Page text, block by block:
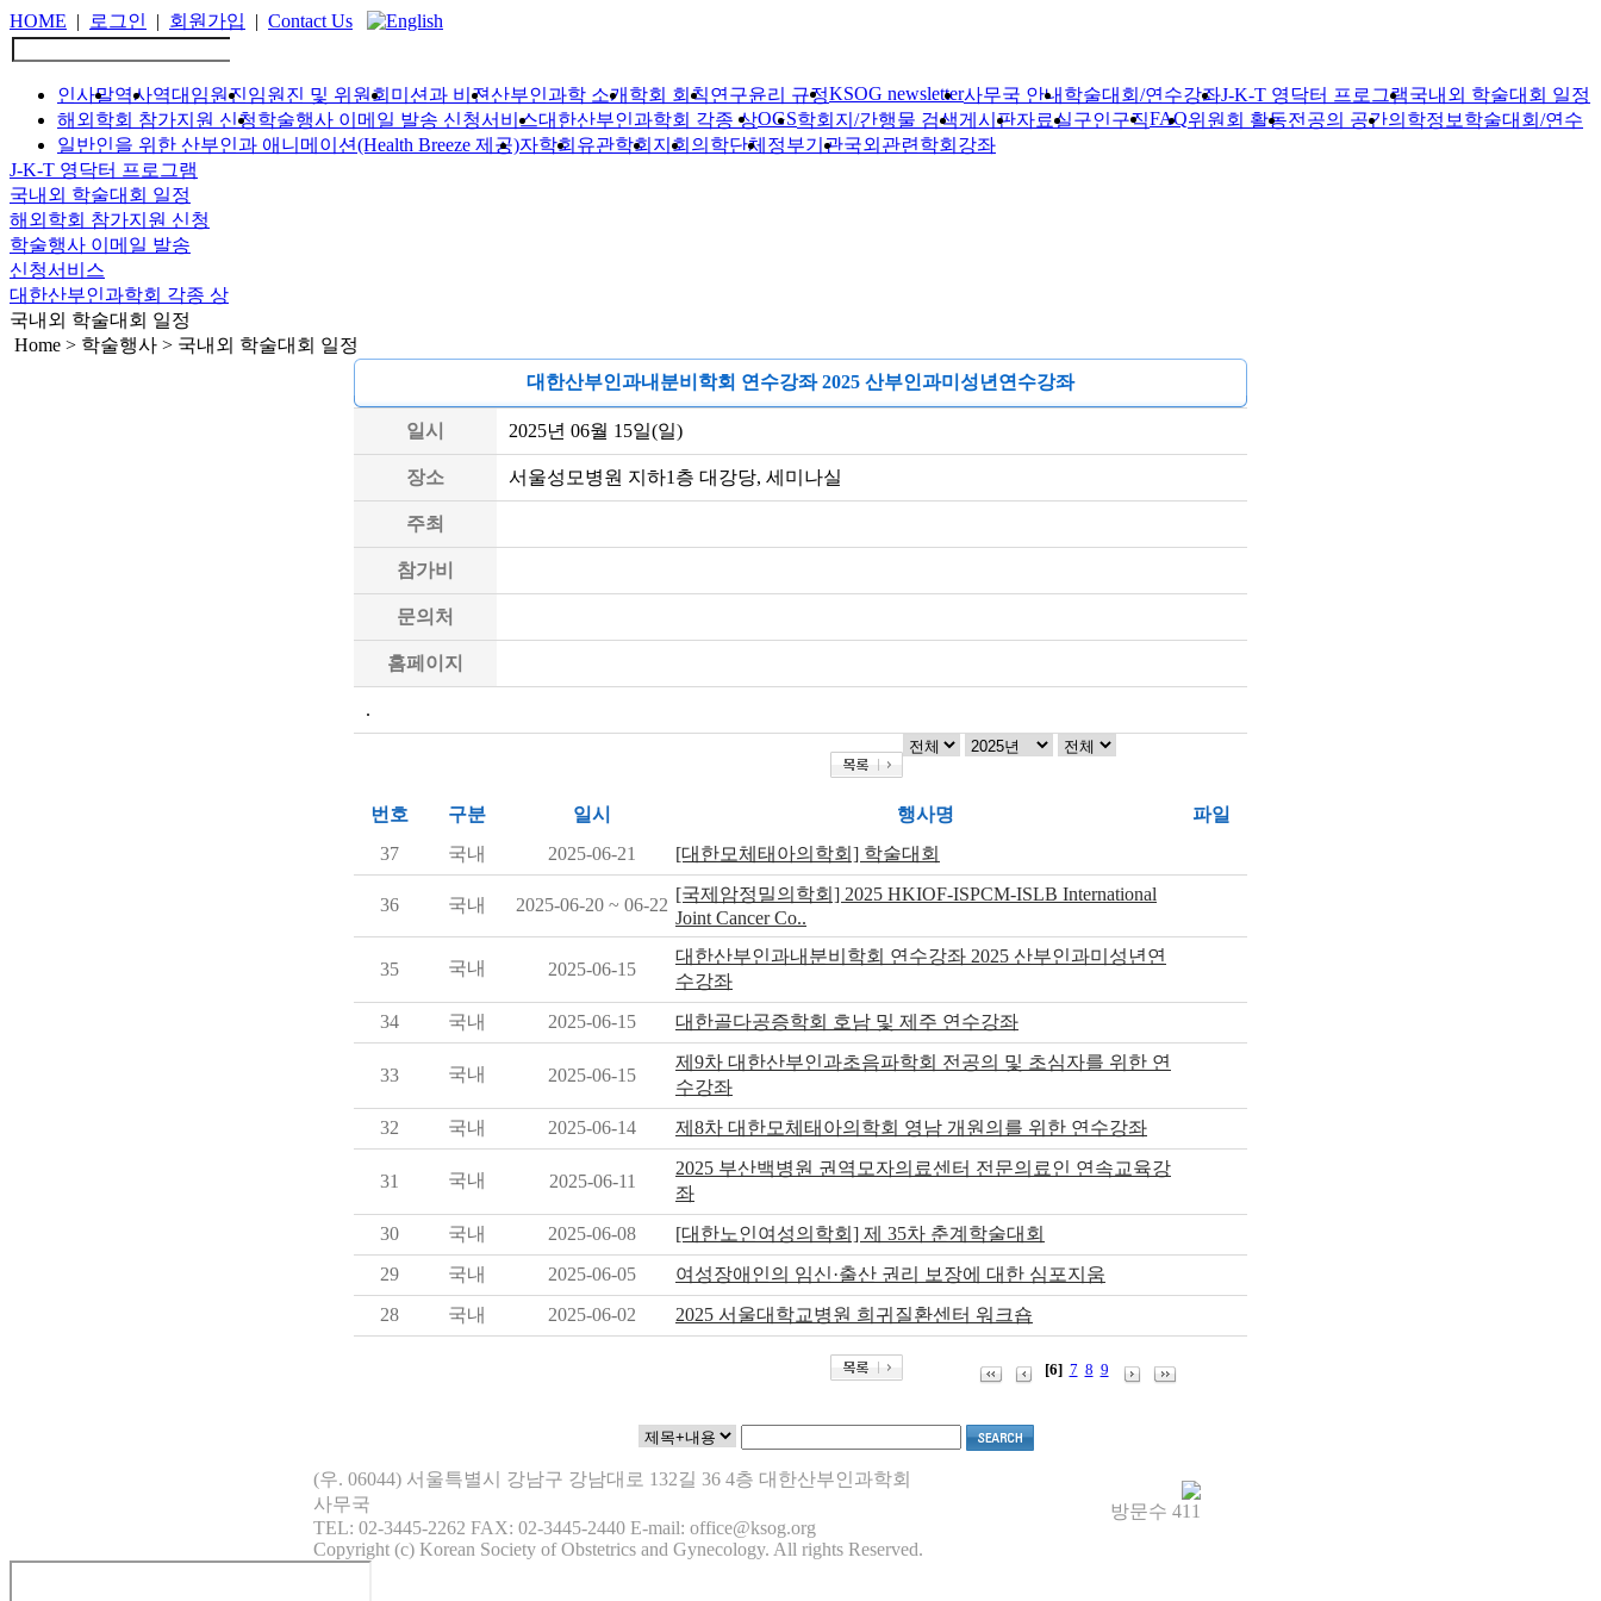
HOME | 로그인 | 회원가입 | Contact Us
인사말역사역대임원진임원진 및 위원회 미션과 비젼산부인과학 소개 학회 회칙연구윤리 규정KSOG newsletter사무국 안내 학술대회/연수강좌J-K-T 영닥터 프로그램국내외 학술대회 일정
해외학회 참가지원 신청학술행사 이메일 발송 신청서비스대한산부인과학회 각종 상OGS학회지/간행물 검색게시판자료실구인구직FAQ위원회 활동전공의 공간의학정보
일반인을 위한 산부인과 애니메이션(Health Breeze 제공)자학회 유관학회 지회 의학단체 정부기관국외관련학회
학술대회/연수
강좌
J-K-T 영닥터 프로그램
국내외 학술대회 일정
해외학회 참가지원 신청
학술행사 이메일 발송
신청서비스
대한산부인과학회 각종 상
국내외 학술대회 일정
Home > 학술행사 > 국내외 학술대회 일정
대한산부인과내분비학회 연수강좌 2025 산부인과미성년연수강좌
일시 2025년 06월 15일(일)
장소 서울성모병원 지하1층 대강당, 세미나실
주최
참가비
문의처
홈페이지
.
번호 구분 일시 행사명
파일
37
국내 2025-06-21 [대한모체태아의학회] 학술대회
36 국내 2025-06-20 ~ 06-22
[국제암정밀의학회] 2025 HKIOF-ISPCM-ISLB International
Joint Cancer Co..
35 국내 2025-06-15
대한산부인과내분비학회 연수강좌 2025 산부인과미성년연
수강좌
34
국내 2025-06-15 대한골다공증학회 호남 및 제주 연수강좌
33 국내 2025-06-15
제9차 대한산부인과초음파학회 전공의 및 초심자를 위한 연
수강좌
32
국내 2025-06-14 제8차 대한모체태아의학회 영남 개원의를 위한 연수강좌
31 국내 2025-06-11
2025 부산백병원 권역모자의료센터 전문의료인 연속교육강
좌
30
국내 2025-06-08
[대한노인여성의학회] 제 35차 춘계학술대회
29
국내 2025-06-05
여성장애인의 임신·출산 권리 보장에 대한 심포지움
28
국내 2025-06-02 2025 서울대학교병원 희귀질환센터 워크숍
[6] 7 8 9
(우. 06044) 서울특별시 강남구 강남대로 132길 36 4층 대한산부인과학회
사무국
TEL: 02-3445-2262 FAX: 02-3445-2440 E-mail: office@ksog.org
Copyright (c) Korean Society of Obstetrics and Gynecology. All rights Reserved.
방문수 411